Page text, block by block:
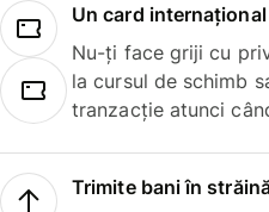
Un card
Nu-ți face griji cu
la cursul de schimb
tranzacție atunci
Trimite bani în